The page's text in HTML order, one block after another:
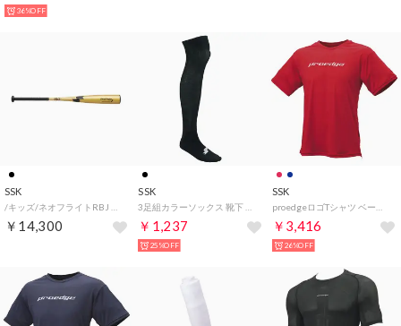
36%OFF
SSK
￥14,300
SSK
￥1,237
25%OFF
SSK
￥3,416
26%OFF